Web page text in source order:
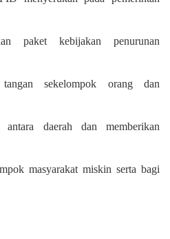
paket kebijakan penurunan
sekelompok orang dan
antara daerah dan memberikan
masyarakat miskin serta bagi